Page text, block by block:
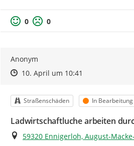
0 0
Anonym
Zeitpunkt des Erstellens
Zeitpunkt des Erstellens
10. April um 10:41
Kategorie
Straßenschäden Status
In Bearbeitung
Ladwirtschaftluche arbeiten
Ort
59320 Ennigerloh, August-